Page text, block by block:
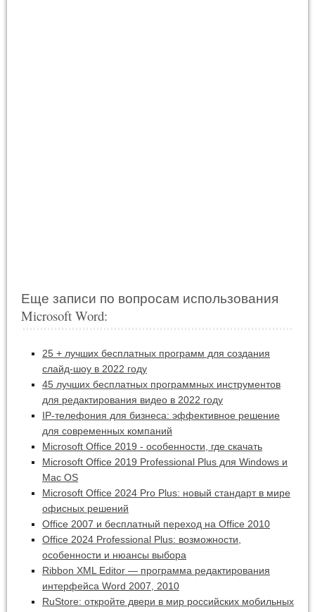
Еще записи по вопросам использования
Microsoft Word:
25 + лучших бесплатных программ для создания
слайд-шоу в 2022 году
45 лучших бесплатных программных инструментов
для редактирования видео в 2022 году
IP-телефония для бизнеса: эффективное решение
для современных компаний
Microsoft Office 2019 - особенности, где скачать
Microsoft Office 2019 Professional Plus для Windows и
Mac OS
Microsoft Office 2024 Pro Plus: новый стандарт в мире
офисных решений
Office 2007 и бесплатный переход на Office 2010
Office 2024 Professional Plus: возможности,
особенности и нюансы выбора
Ribbon XML Editor — программа редактирования
интерфейса Word 2007, 2010
RuStore: откройте двери в мир российских мобильных